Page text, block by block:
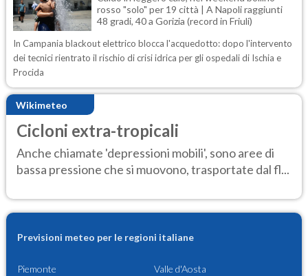
rosso "solo" per 19 città | A Napoli raggiunti
48 gradi, 40 a Gorizia (record in Friuli)
In Campania blackout elettrico blocca l'acquedotto: dopo l'intervento
dei tecnici rientrato il rischio di crisi idrica per gli ospedali di Ischia e
Procida
Wikimeteo
Cicloni extra-tropicali
Anche chiamate 'depressioni mobili', sono aree di
bassa pressione che si muovono, trasportate dal fl...
Previsioni meteo per le regioni italiane
Piemonte Valle d'Aosta